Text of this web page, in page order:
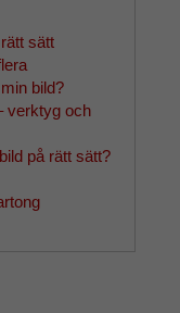
sätt
bild?
verktyg och
på rätt sätt?